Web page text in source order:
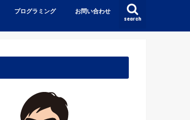
search
プログラミング お問い合わせ